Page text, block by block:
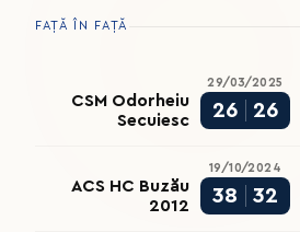
FAȚĂ ÎN FAȚĂ
29/03/2025
CSM Odorheiu
Secuiesc
26 26
19/10/2024
ACS HC Buzău
2012
38 32